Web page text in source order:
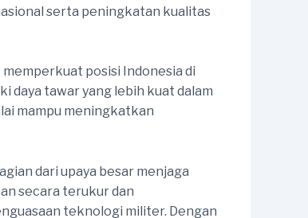
serta peningkatan kualitas
posisi Indonesia di
daya tawar yang lebih kuat dalam
mampu meningkatkan
dari upaya besar menjaga
secara terukur dan
teknologi militer. Dengan